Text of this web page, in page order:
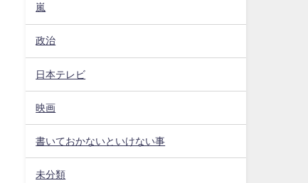
嵐
政治
日本テレビ
映画
書いておかないといけない事
未分類